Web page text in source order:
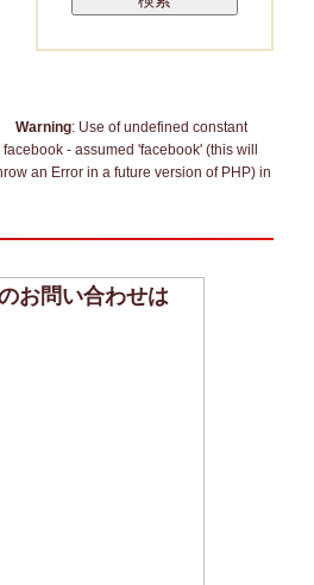
Warning: Use of undefined constant
facebook - assumed 'facebook' (this will
an Error in a future version of PHP) in